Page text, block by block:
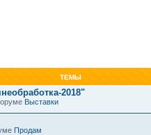
ТЕМЫ
2018"
Выставки
Продам